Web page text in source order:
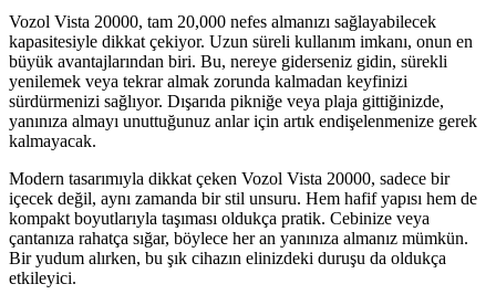
Vozol Vista 20000, tam 20,000 nefes almanızı sağlayabilecek
kapasitesiyle dikkat çekiyor. Uzun süreli kullanım imkanı, onun en
büyük avantajlarından biri. Bu, nereye giderseniz gidin, sürekli
yenilemek veya tekrar almak zorunda kalmadan keyfinizi
sürdürmenizi sağlıyor. Dışarıda pikniğe veya plaja gittiğinizde,
yanınıza almayı unuttuğunuz anlar için artık endişelenmenize gerek
kalmayacak.
Modern tasarımıyla dikkat çeken Vozol Vista 20000, sadece bir
içecek değil, aynı zamanda bir stil unsuru. Hem hafif yapısı hem de
kompakt boyutlarıyla taşıması oldukça pratik. Cebinize veya
çantanıza rahatça sığar, böylece her an yanınıza almanız mümkün.
Bir yudum alırken, bu şık cihazın elinizdeki duruşu da oldukça
etkileyici.